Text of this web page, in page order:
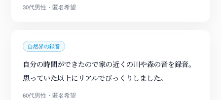
30代男性・匿名希望
自然界の録音
自分の時間ができたので家の近くの川や森の音を録音。
思っていた以上にリアルでびっくりしました。
60代男性・匿名希望